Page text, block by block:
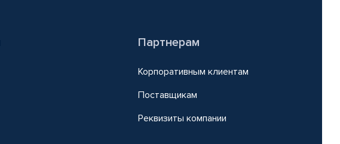
Партнерам
Корпоративным клиентам
Поставщикам
Реквизиты компании